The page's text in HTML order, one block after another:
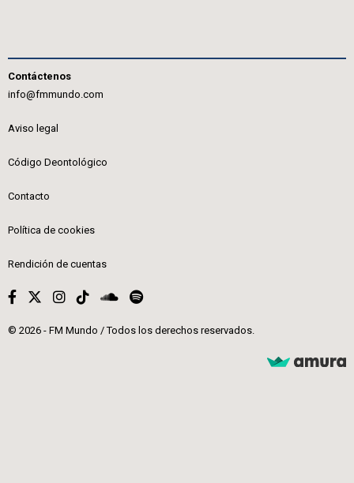
Contáctenos
info@fmmundo.com
Aviso legal
Código Deontológico
Contacto
Política de cookies
Rendición de cuentas
© 2026 - FM Mundo / Todos los derechos reservados.